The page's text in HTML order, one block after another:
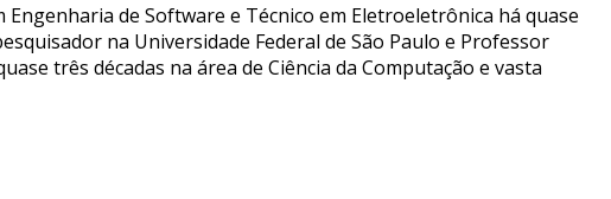
de Software e Técnico em Eletroeletrônica há quase
na Universidade Federal de São Paulo e Professor
três décadas na área de Ciência da Computação e vasta